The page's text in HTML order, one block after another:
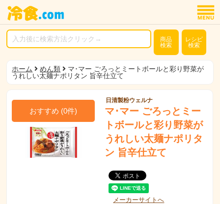
商品
検索
レシピ
検索
ホーム めん類
マ･マー ごろっとミートボールと彩り野菜が
うれしい太麺ナポリタン 旨辛仕立て
おすすめ (0件)
日清製粉ウェルナ
マ･マー ごろっとミー
トボールと彩り野菜が
うれしい太麺ナポリタ
ン 旨辛仕立て
メーカーサイトへ